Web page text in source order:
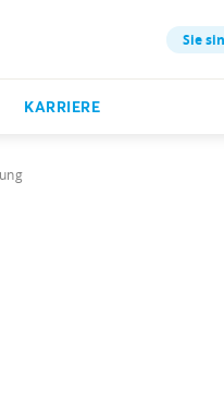
Sie
KARRIERE